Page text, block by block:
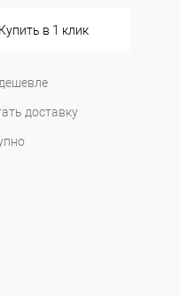
Купить в 1 клик
доставку